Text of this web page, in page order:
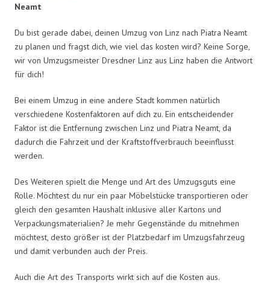
Neamt
Du bist gerade dabei, deinen Umzug von Linz nach Piatra Neamt
zu planen und fragst dich, wie viel das kosten wird? Keine Sorge,
wir von Umzugsmeister Dresdner Linz aus Linz haben die Antwort
für dich!
Bei einem Umzug in eine andere Stadt kommen natürlich
verschiedene Kostenfaktoren auf dich zu. Ein entscheidender
Faktor ist die Entfernung zwischen Linz und Piatra Neamt, da
dadurch die Fahrzeit und der Kraftstoffverbrauch beeinflusst
werden.
Des Weiteren spielt die Menge und Art des Umzugsguts eine
Rolle. Möchtest du nur ein paar Möbelstücke transportieren oder
gleich den gesamten Haushalt inklusive aller Kartons und
Verpackungsmaterialien? Je mehr Gegenstände du mitnehmen
möchtest, desto größer ist der Platzbedarf im Umzugsfahrzeug
und damit verbunden auch der Preis.
Auch die Art des Transports wirkt sich auf die Kosten aus.